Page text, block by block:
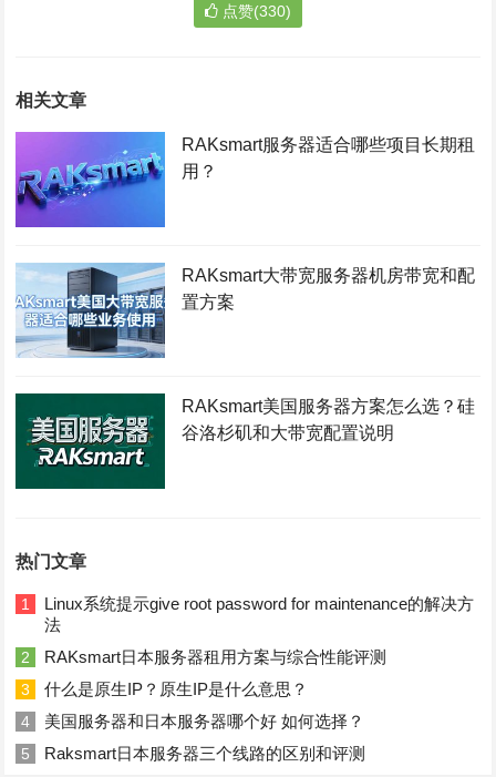
点赞(330)
相关文章
RAKsmart服务器适合哪些项目长期租
用？
RAKsmart大带宽服务器机房带宽和配
置方案
RAKsmart美国服务器方案怎么选？硅
谷洛杉矶和大带宽配置说明
热门文章
1
Linux系统提示give root password for maintenance的解决方
法
2 RAKsmart日本服务器租用方案与综合性能评测
3 什么是原生IP？原生IP是什么意思？
4 美国服务器和日本服务器哪个好 如何选择？
5 Raksmart日本服务器三个线路的区别和评测